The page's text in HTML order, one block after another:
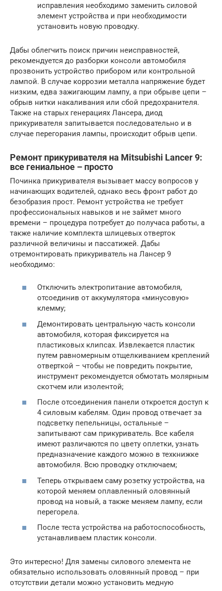
исправления необходимо заменить силовой
элемент устройства и при необходимости
установить новую проводку.
Дабы облегчить поиск причин неисправностей,
рекомендуется до разборки консоли автомобиля
прозвонить устройство прибором или контрольной
лампой. В случае коррозии металла напряжение будет
низким, едва зажигающим лампу, а при обрыве цепи –
обрыв нитки накаливания или сбой предохранителя.
Также на старых генерациях Лансера, диод
прикуривателя запитывается последовательно и в
случае перегорания лампы, происходит обрыв цепи.
Ремонт прикуривателя на Mitsubishi Lancer 9:
все гениальное – просто
Починка прикуривателя вызывает массу вопросов у
начинающих водителей, однако весь фронт работ до
безобразия прост. Ремонт устройства не требует
профессиональных навыков и не займет много
времени – процедура потребует до получаса работы, а
также наличие комплекта шлицевых отверток
различной величины и пассатижей. Дабы
отремонтировать прикуриватель на Лансер 9
необходимо:
Отключить электропитание автомобиля,
отсоединив от аккумулятора «минусовую»
клемму;
Демонтировать центральную часть консоли
автомобиля, которая фиксируется на
пластиковых клипсах. Извлекается пластик
путем равномерным отщелкиванием креплений
отверткой – чтобы не повредить покрытие,
инструмент рекомендуется обмотать молярным
скотчем или изолентой;
После отсоединения панели откроется доступ к
4 силовым кабелям. Один провод отвечает за
подсветку пепельницы, остальные –
запитывают сам прикуриватель. Все кабеля
имеют различаются по цвету оплетки, узнать
предназначение каждого можно в техкнижке
автомобиля. Всю проводку отключаем;
Теперь открываем саму розетку устройства, на
которой меняем оплавленный оловянный
провод на новый, а также меняем лампу, если
перегорела.
После теста устройства на работоспособность,
устанавливаем пластик консоли.
Это интересно! Для замены силового элемента не
обязательно использовать оловянный провод – при
отсутствии детали можно установить медную